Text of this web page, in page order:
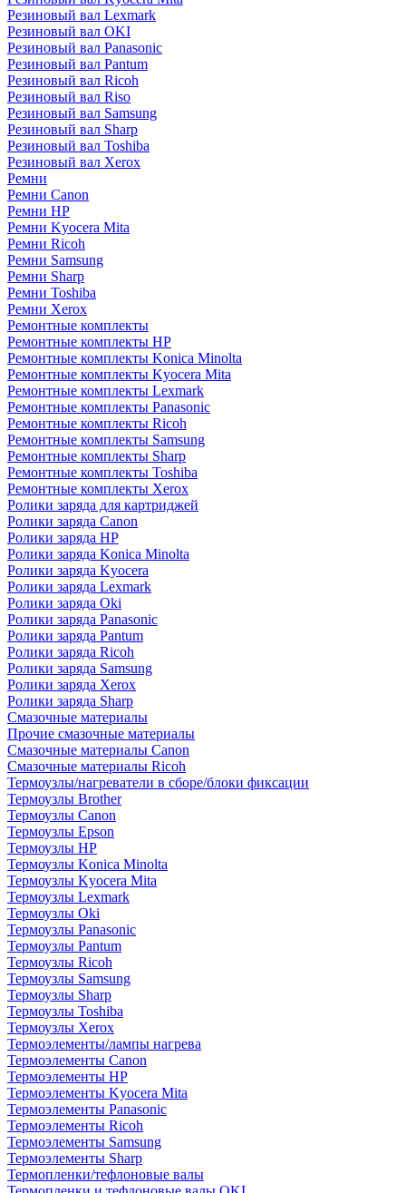
Резиновый вал Lexmark
Резиновый вал OKI
Резиновый вал Panasonic
Резиновый вал Pantum
Резиновый вал Ricoh
Резиновый вал Riso
Резиновый вал Samsung
Резиновый вал Sharp
Резиновый вал Toshiba
Резиновый вал Xerox
Ремни
Ремни Canon
Ремни HP
Ремни Kyocera Mita
Ремни Ricoh
Ремни Samsung
Ремни Sharp
Ремни Toshiba
Ремни Xerox
Ремонтные комплекты
Ремонтные комплекты HP
Ремонтные комплекты Konica Minolta
Ремонтные комплекты Kyocera Mita
Ремонтные комплекты Lexmark
Ремонтные комплекты Panasonic
Ремонтные комплекты Ricoh
Ремонтные комплекты Samsung
Ремонтные комплекты Sharp
Ремонтные комплекты Toshiba
Ремонтные комплекты Xerox
Ролики заряда для картриджей
Ролики заряда Canon
Ролики заряда HP
Ролики заряда Konica Minolta
Ролики заряда Kyocera
Ролики заряда Lexmark
Ролики заряда Oki
Ролики заряда Panasonic
Ролики заряда Pantum
Ролики заряда Ricoh
Ролики заряда Samsung
Ролики заряда Xerox
Ролики заряда Sharp
Смазочные материалы
Прочие смазочные материалы
Смазочные материалы Canon
Смазочные материалы Ricoh
Термоузлы/нагреватели в сборе/блоки фиксации
Термоузлы Brother
Термоузлы Canon
Термоузлы Epson
Термоузлы HP
Термоузлы Konica Minolta
Термоузлы Kyocera Mita
Термоузлы Lexmark
Термоузлы Oki
Термоузлы Panasonic
Термоузлы Pantum
Термоузлы Ricoh
Термоузлы Samsung
Термоузлы Sharp
Термоузлы Toshiba
Термоузлы Xerox
Термоэлементы/лампы нагрева
Термоэлементы Canon
Термоэлементы HP
Термоэлементы Kyocera Mita
Термоэлементы Panasonic
Термоэлементы Ricoh
Термоэлементы Samsung
Термоэлементы Sharp
Термопленки/тефлоновые валы